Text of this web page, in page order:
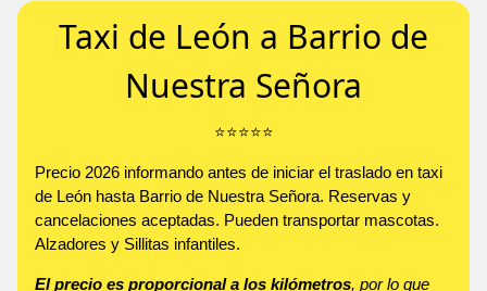
Taxi de León a Barrio de
Nuestra Señora
⭐️⭐️⭐️⭐️⭐️
Precio 2026 informando antes de iniciar el traslado en taxi
de León hasta Barrio de Nuestra Señora. Reservas y
cancelaciones aceptadas. Pueden transportar mascotas.
Alzadores y Sillitas infantiles.
El precio es proporcional a los kilómetros, por lo que